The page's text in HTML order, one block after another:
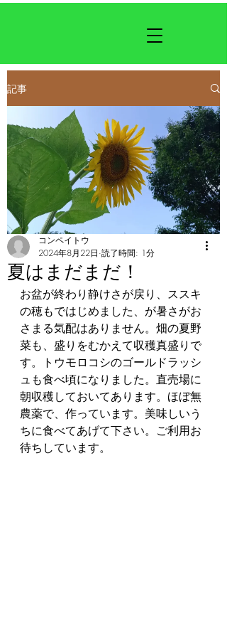
記事
夏はまだまだ！
コンペイトウ
2024年8月22日 読了時間: 1分
お盆が終わり静けさが戻り、ススキ
の穂もではじめました、が暑さがお
さまる気配はありません。畑の夏野
菜も、盛りをむかえて収穫真盛りで
す。トウモロコシのゴールドラッシ
ュも食べ頃になりました。直売場に
朝収穫しておいてあります。ほぼ無
農薬で、作っています。美味しいう
ちに食べてあげて下さい。ご利用お
待ちしています。